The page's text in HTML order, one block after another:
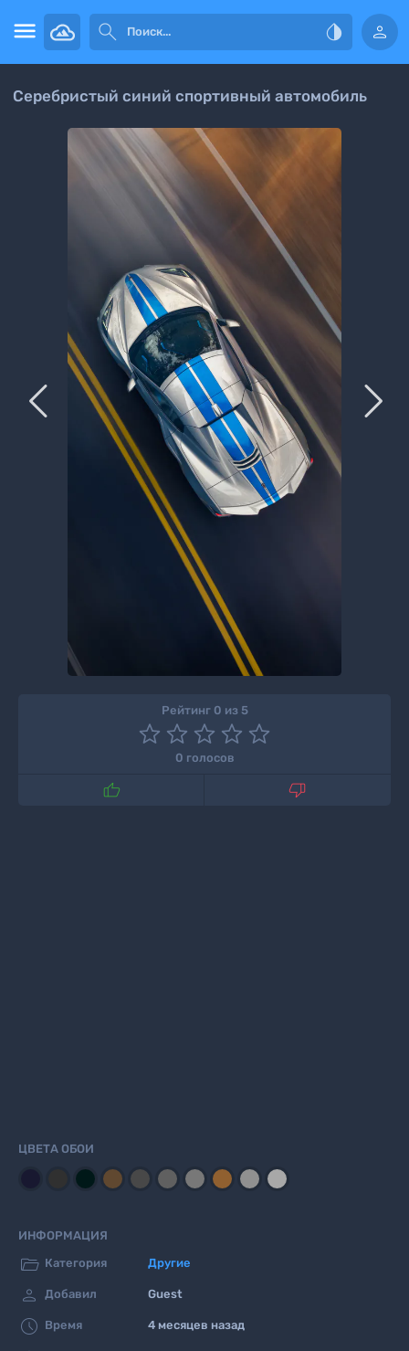
   
Серебристый синий спортивный автомобиль
 
Рейтинг 0 из 5
0 голосов
 
ЦВЕТА ОБОИ
ИНФОРМАЦИЯ
 Категория Другие
 Добавил Guest
 Время 4 месяцев назад